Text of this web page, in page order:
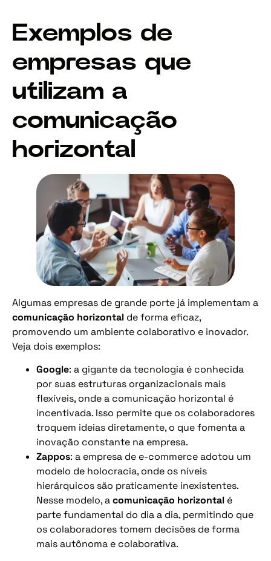
Exemplos de
empresas que
utilizam a
comunicação
horizontal
Algumas empresas de grande porte já implementam a
comunicação horizontal de forma eficaz,
promovendo um ambiente colaborativo e inovador.
Veja dois exemplos:
Google: a gigante da tecnologia é conhecida
por suas estruturas organizacionais mais
flexíveis, onde a comunicação horizontal é
incentivada. Isso permite que os colaboradores
troquem ideias diretamente, o que fomenta a
inovação constante na empresa.
Zappos: a empresa de e-commerce adotou um
modelo de holocracia, onde os níveis
hierárquicos são praticamente inexistentes.
Nesse modelo, acomunicação horizontal é
parte fundamental do dia a dia, permitindo que
os colaboradores tomem decisões de forma
mais autônoma e colaborativa.